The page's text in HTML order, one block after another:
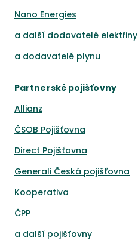
Nano Energies
a další dodavatelé elektřiny
a dodavatelé plynu
Partnerské pojišťovny
Allianz
ČSOB Pojišťovna
Direct Pojišťovna
Generali Česká pojišťovna
Kooperativa
ČPP
a další pojišťovny